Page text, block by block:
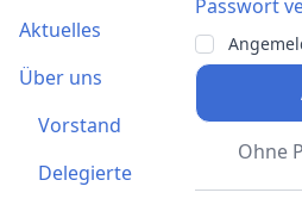
Passwort
Ohne
Aktuelles
Über uns
Vorstand
Delegierte